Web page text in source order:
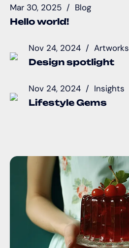
Mar 30, 2025 Blog
Hello world!
Nov 24, 2024 Artworks
Design spotlight
Nov 24, 2024 Insights
Lifestyle Gems